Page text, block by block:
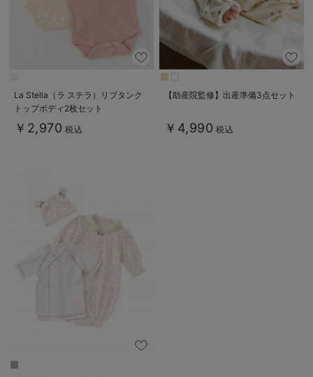
La Stella（ラ ステラ）リブタンク
トップボディ2枚セット
￥2,970 税込
【助産院監修】出産準備3点セット
￥4,990 税込